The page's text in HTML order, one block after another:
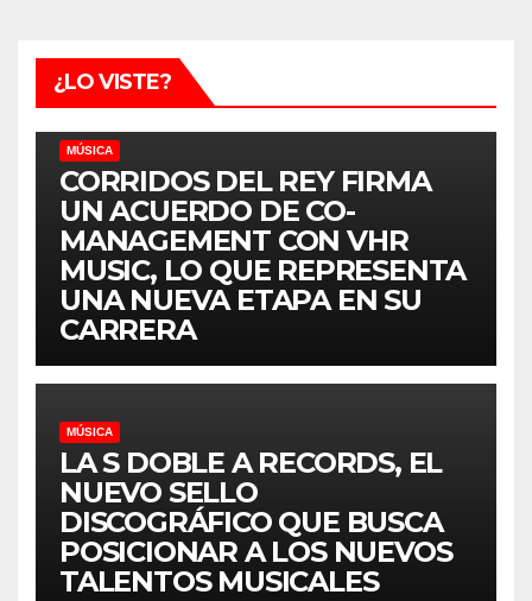
¿LO VISTE?
MÚSICA
CORRIDOS DEL REY FIRMA
UN ACUERDO DE CO-
MANAGEMENT CON VHR
MUSIC, LO QUE REPRESENTA
UNA NUEVA ETAPA EN SU
CARRERA
MÚSICA
LA S DOBLE A RECORDS, EL
NUEVO SELLO
DISCOGRÁFICO QUE BUSCA
POSICIONAR A LOS NUEVOS
TALENTOS MUSICALES